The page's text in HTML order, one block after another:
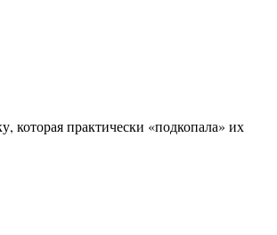
практически «подкопала» их